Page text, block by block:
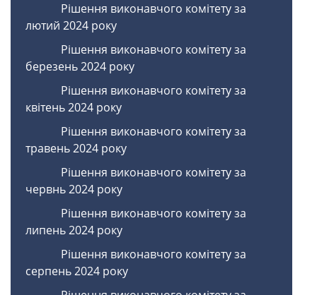
Рішення виконавчого комітету за
лютий 2024 року
Рішення виконавчого комітету за
березень 2024 року
Рішення виконавчого комітету за
квітень 2024 року
Рішення виконавчого комітету за
травень 2024 року
Рішення виконавчого комітету за
червнь 2024 року
Рішення виконавчого комітету за
липень 2024 року
Рішення виконавчого комітету за
серпень 2024 року